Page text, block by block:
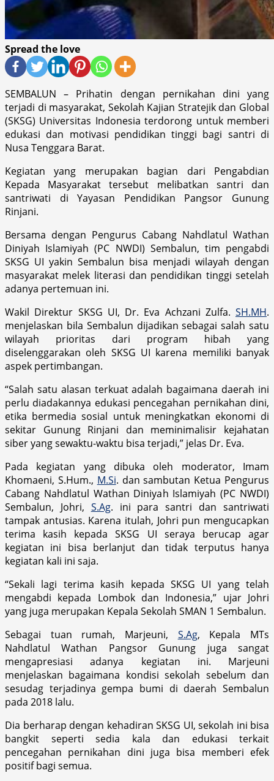
Spread the love
SEMBALUN – Prihatin dengan pernikahan dini yang
terjadi di masyarakat, Sekolah Kajian Stratejik dan Global
(SKSG) Universitas Indonesia terdorong untuk memberi
edukasi dan motivasi pendidikan tinggi bagi santri di
Nusa Tenggara Barat.
Kegiatan yang merupakan bagian dari Pengabdian
Kepada Masyarakat tersebut melibatkan santri dan
santriwati di Yayasan Pendidikan Pangsor Gunung
Rinjani.
Bersama dengan Pengurus Cabang Nahdlatul Wathan
Diniyah Islamiyah (PC NWDI) Sembalun, tim pengabdi
SKSG UI yakin Sembalun bisa menjadi wilayah dengan
masyarakat melek literasi dan pendidikan tinggi setelah
adanya pertemuan ini.
Wakil Direktur SKSG UI, Dr. Eva Achzani Zulfa. SH.MH.
menjelaskan bila Sembalun dijadikan sebagai salah satu
wilayah prioritas dari program hibah yang
diselenggarakan oleh SKSG UI karena memiliki banyak
aspek pertimbangan.
“Salah satu alasan terkuat adalah bagaimana daerah ini
perlu diadakannya edukasi pencegahan pernikahan dini,
etika bermedia sosial untuk meningkatkan ekonomi di
sekitar Gunung Rinjani dan meminimalisir kejahatan
siber yang sewaktu-waktu bisa terjadi,” jelas Dr. Eva.
Pada kegiatan yang dibuka oleh moderator, Imam
Khomaeni, S.Hum., M.Si. dan sambutan Ketua Pengurus
Cabang Nahdlatul Wathan Diniyah Islamiyah (PC NWDI)
Sembalun, Johri, S.Ag. ini para santri dan santriwati
tampak antusias. Karena itulah, Johri pun mengucapkan
terima kasih kepada SKSG UI seraya berucap agar
kegiatan ini bisa berlanjut dan tidak terputus hanya
kegiatan kali ini saja.
“Sekali lagi terima kasih kepada SKSG UI yang telah
mengabdi kepada Lombok dan Indonesia,” ujar Johri
yang juga merupakan Kepala Sekolah SMAN 1 Sembalun.
Sebagai tuan rumah, Marjeuni, S.Ag, Kepala MTs
Nahdlatul Wathan Pangsor Gunung juga sangat
mengapresiasi adanya kegiatan ini. Marjeuni
menjelaskan bagaimana kondisi sekolah sebelum dan
sesudag terjadinya gempa bumi di daerah Sembalun
pada 2018 lalu.
Dia berharap dengan kehadiran SKSG UI, sekolah ini bisa
bangkit seperti sedia kala dan edukasi terkait
pencegahan pernikahan dini juga bisa memberi efek
positif bagi semua.